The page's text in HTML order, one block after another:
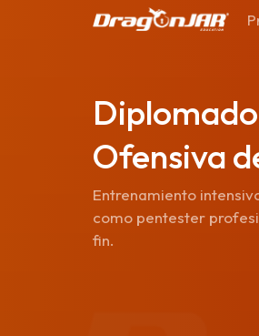
Ofensiva
Entrenamiento
como pentester
fin.